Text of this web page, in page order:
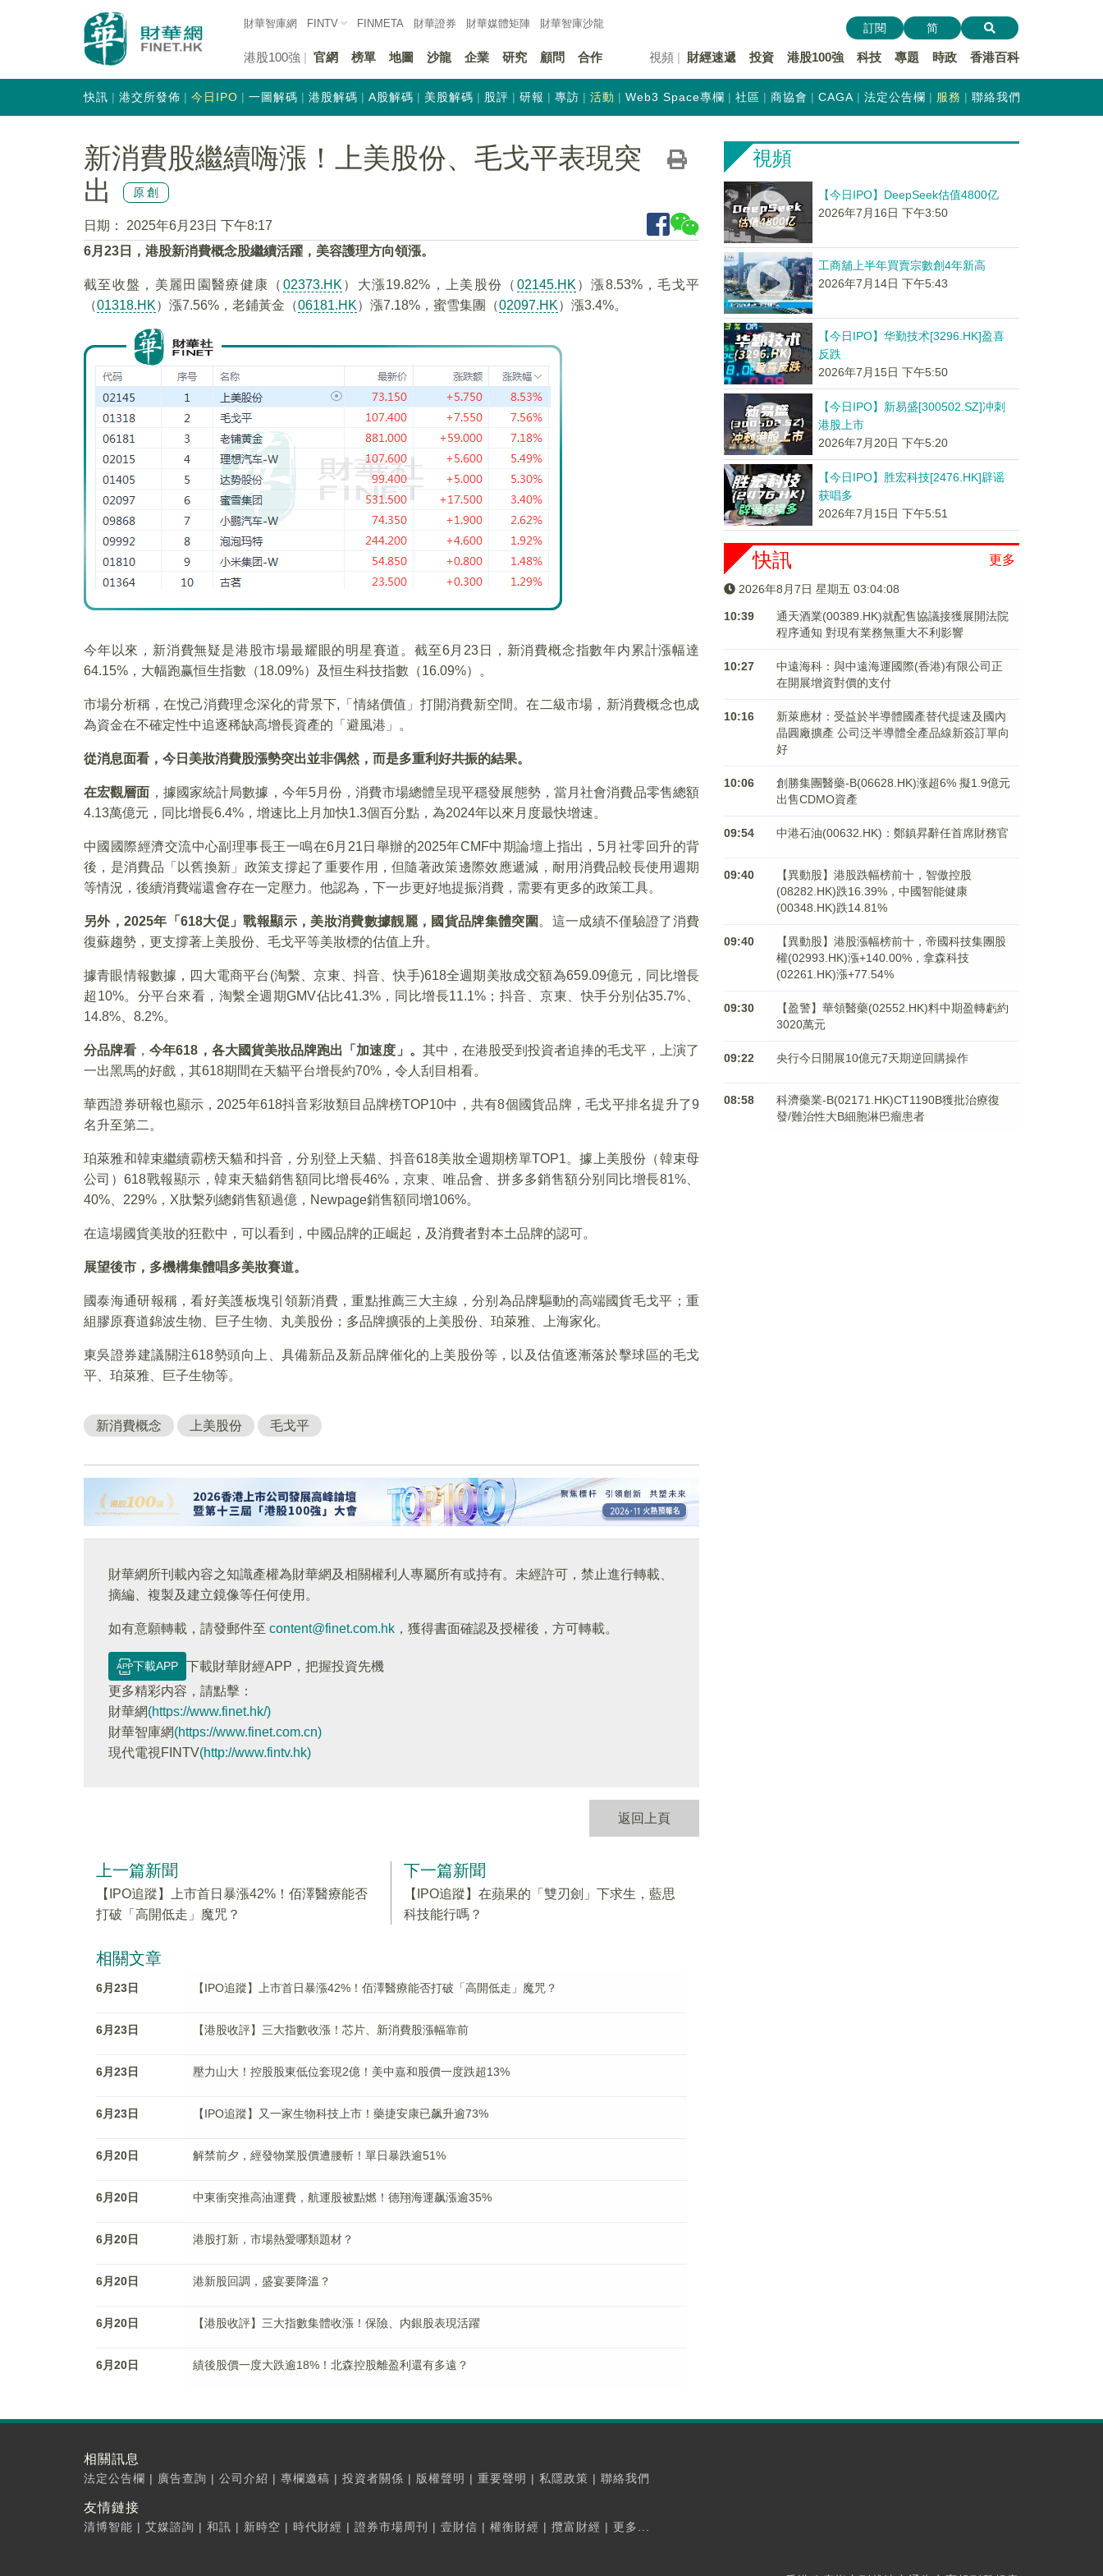
財華智庫網 FINTV FINMETA 財華證券 財華媒體矩陣 財華智庫沙龍
港股100強 官網 榜單 地圖 沙龍 企業 研究 顧問 合作 視頻 財經速遞 投資 港股100強 科技 專題 時政 香港百科
訂閱 简
快訊 港交所發佈 今日IPO 一圖解碼 港股解碼 A股解碼 美股解碼 股評 研報 專訪 活動 Web3 Space專欄 社區 商協會 CAGA 法定公告欄 服務 聯絡我們
新消費股繼續嗨漲！上美股份、毛戈平表現突
出
原創
日期：
2025年6月23日 下午8:17
6月23日，港股新消費概念股繼續活躍，美容護理方向領漲。
截至收盤，美麗田園醫療健康（ 02373.HK ）大漲19.82%，上美股份（ 02145.HK ）漲8.53%，毛戈平
（01318.HK）漲7.56%，老鋪黃金（06181.HK）漲7.18%，蜜雪集團（02097.HK）漲3.4%。
今年以來，新消費無疑是港股市場最耀眼的明星賽道。截至6月23日，新消費概念指數年内累計漲幅達
64.15%，大幅跑赢恒生指數（18.09%）及恒生科技指數（16.09%）。
市場分析稱，在悅己消費理念深化的背景下,「情緒價值」打開消費新空間。在二級市場，新消費概念也成
為資金在不確定性中追逐稀缺高增長資產的「避風港」。
從消息面看，今日美妝消費股漲勢突出並非偶然，而是多重利好共振的結果。
在宏觀層面 ，據國家統計局數據，今年5月份，消費市場總體呈現平穩發展態勢，當月社會消費品零售總額
4.13萬億元，同比增長6.4%，增速比上月加快1.3個百分點，為2024年以來月度最快增速。
中國國際經濟交流中心副理事長王一鳴在6月21日舉辦的2025年CMF中期論壇上指出，5月社零回升的背
後，是消費品「以舊換新」政策支撐起了重要作用，但隨著政策邊際效應遞減，耐用消費品較長使用週期
等情況，後續消費端還會存在一定壓力。他認為，下一步更好地提振消費，需要有更多的政策工具。
另外，2025年「618大促」戰報顯示，美妝消費數據靓麗，國貨品牌集體突圍 。這一成績不僅驗證了消費
復蘇趨勢，更支撐著上美股份、毛戈平等美妝標的估值上升。
據青眼情報數據，四大電商平台(淘繫、京東、抖音、快手)618全週期美妝成交額為659.09億元，同比增長
超10%。分平台來看，淘繫全週期GMV佔比41.3%，同比增長11.1%；抖音、京東、快手分别佔35.7%、
14.8%、8.2%。
分品牌看 ，今年618，各大國貨美妝品牌跑出「加速度」。 其中，在港股受到投資者追捧的毛戈平，上演了
一出黑馬的好戲，其618期間在天貓平台增長約70%，令人刮目相看。
華西證券研報也顯示，2025年618抖音彩妝類目品牌榜TOP10中，共有8個國貨品牌，毛戈平排名提升了9
名升至第二。
珀萊雅和韓束繼續霸榜天貓和抖音，分别登上天貓、抖音618美妝全週期榜單TOP1。據上美股份（韓束母
公司）618戰報顯示，韓束天貓銷售額同比增長46%，京東、唯品會、拼多多銷售額分别同比增長81%、
40%、229%，X肽繫列總銷售額過億，Newpage銷售額同增106%。
在這場國貨美妝的狂歡中，可以看到，中國品牌的正崛起，及消費者對本土品牌的認可。
展望後市，多機構集體唱多美妝賽道。
國泰海通研報稱，看好美護板塊引領新消費，重點推薦三大主線，分别為品牌驅動的高端國貨毛戈平；重
組膠原賽道錦波生物、巨子生物、丸美股份；多品牌擴張的上美股份、珀萊雅、上海家化。
東吳證券建議關注618勢頭向上、具備新品及新品牌催化的上美股份等，以及估值逐漸落於擊球區的毛戈
平、珀萊雅、巨子生物等。
新消費概念 上美股份 毛戈平
財華網所刊載內容之知識產權為財華網及相關權利人專屬所有或持有。未經許可，禁止進行轉載、
摘編、複製及建立鏡像等任何使用。
如有意願轉載，請發郵件至 content@finet.com.hk ，獲得書面確認及授權後，方可轉載。
下載APP
下載財華財經APP，把握投資先機
更多精彩内容，請點擊：
財華網(https://www.finet.hk/)
財華智庫網(https://www.finet.com.cn)
現代電視FINTV(http://www.fintv.hk)
返回上頁
上一篇新聞
【IPO追蹤】上市首日暴漲42%！佰澤醫療能否
打破「高開低走」魔咒？
下一篇新聞
【IPO追蹤】在蘋果的「雙刃劍」下求生，藍思
科技能行嗎？
相關文章
6月23日 【IPO追蹤】上市首日暴漲42%！佰澤醫療能否打破「高開低走」魔咒？
6月23日 【港股收評】三大指數收漲！芯片、新消費股漲幅靠前
6月23日 壓力山大！控股股東低位套現2億！美中嘉和股價一度跌超13%
6月23日 【IPO追蹤】又一家生物科技上市！藥捷安康已飙升逾73%
6月20日 解禁前夕，經發物業股價遭腰斬！單日暴跌逾51%
6月20日 中東衝突推高油運費，航運股被點燃！德翔海運飙漲逾35%
6月20日 港股打新，市場熱愛哪類題材？
6月20日 港新股回調，盛宴要降溫？
6月20日 【港股收評】三大指數集體收漲！保險、内銀股表現活躍
6月20日 績後股價一度大跌逾18%！北森控股離盈利還有多遠？
視頻
【今日IPO】DeepSeek估值4800亿
2026年7月16日 下午3:50
工商舖上半年買賣宗數創4年新高
2026年7月14日 下午5:43
【今日IPO】华勤技术[3296.HK]盈喜
反跌
2026年7月15日 下午5:50
【今日IPO】新易盛[300502.SZ]冲刺
港股上市
2026年7月20日 下午5:20
【今日IPO】胜宏科技[2476.HK]辟谣
获唱多
2026年7月15日 下午5:51
更多
快訊
2026年8月7日 星期五 03:04:09
10:39
通天酒業(00389.HK)就配售協議接獲展開法院
程序通知 對現有業務無重大不利影響
10:27
中遠海科：與中遠海運國際(香港)有限公司正
在開展增資對價的支付
10:16
新萊應材：受益於半導體國產替代提速及國內
晶圓廠擴產 公司泛半導體全產品線新簽訂單向
好
10:06
創勝集團醫藥-B(06628.HK)涨超6% 擬1.9億元
出售CDMO資產
09:54 中港石油(00632.HK)：鄭鎮昇辭任首席財務官
09:40
【異動股】港股跌幅榜前十，智傲控股
(08282.HK)跌16.39%，中國智能健康
(00348.HK)跌14.81%
09:40
【異動股】港股漲幅榜前十，帝國科技集團股
權(02993.HK)漲+140.00%，拿森科技
(02261.HK)漲+77.54%
09:30
【盈警】華領醫藥(02552.HK)料中期盈轉虧約
3020萬元
09:22 央行今日開展10億元7天期逆回購操作
08:58
科濟藥業-B(02171.HK)CT1190B獲批治療復
發/難治性大B細胞淋巴瘤患者
相關訊息
法定公告欄 | 廣告查詢 | 公司介紹 | 專欄邀稿 | 投資者關係 | 版權聲明 | 重要聲明 | 私隱政策 | 聯絡我們
友情鏈接
清博智能 | 艾媒諮詢 | 和訊 | 新時空 | 時代財經 | 證券市場周刊 | 壹財信 | 權衡財經 | 攬富財經 | 更多...